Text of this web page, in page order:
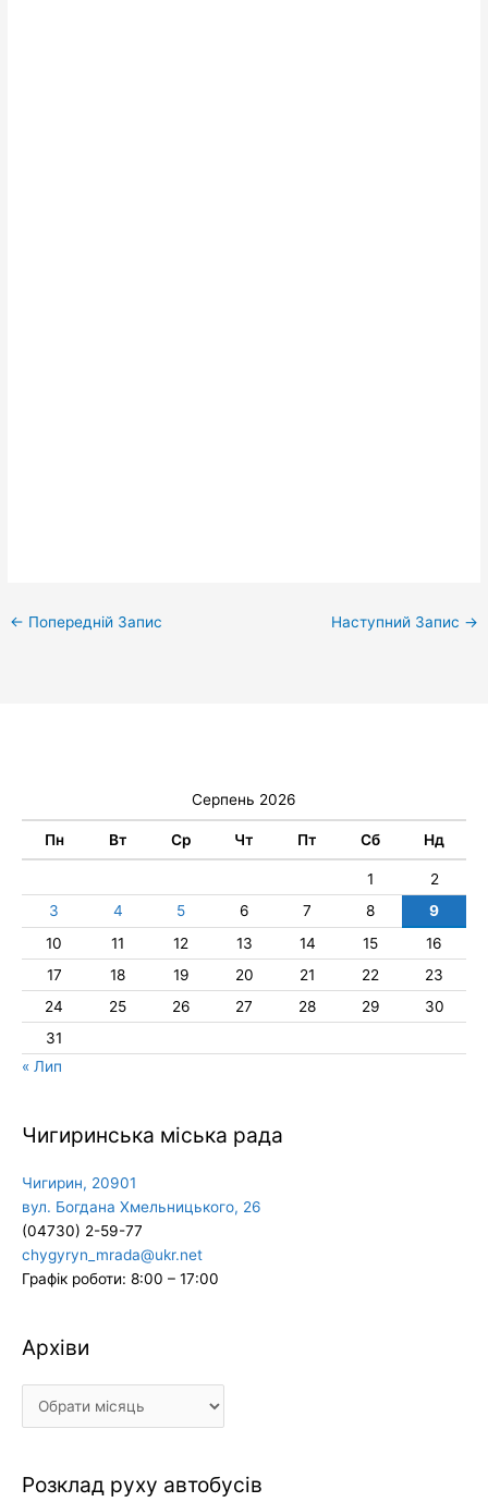
← Попередній Запис Наступний Запис →
Серпень 2026
Пн Вт Ср Чт Пт Сб Нд
1
2
3
4 5 6 7 8
9
10
11 12 13 14 15
16
17
18 19 20 21 22
23
24
25 26 27 28 29
30
31
« Лип
Чигиринська міська рада
Чигирин, 20901
вул. Богдана Хмельницького, 26
(04730) 2-59-77
chygyryn_mrada@ukr.net
Графік роботи: 8:00 – 17:00
Архіви
Архіви
Розклад руху автобусів